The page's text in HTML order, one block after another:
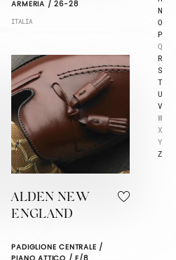
N
O
P
Q
R
S
T
U
V
W
X
Y
Z
ARMERIA / 26-28
ITALIA
ALDEN NEW
ENGLAND
PADIGLIONE CENTRALE /